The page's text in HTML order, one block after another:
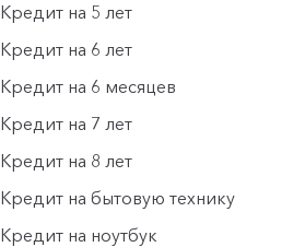
Кредит на 5 лет
Кредит на 6 лет
Кредит на 6 месяцев
Кредит на 7 лет
Кредит на 8 лет
Кредит на бытовую технику
Кредит на ноутбук